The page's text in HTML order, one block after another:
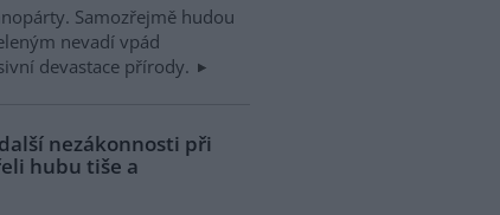
Samozřejmě hudou
nevadí vpád
devastace přírody.
nezákonnosti při
hubu tiše a